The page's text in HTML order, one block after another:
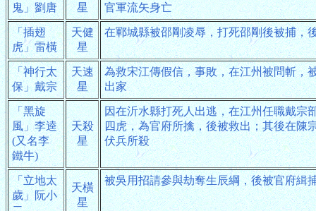
鬼」劉唐
星
官軍流矢身亡
「插翅
虎」雷橫
天健
星
在鄆城縣被邵剛凌辱，打死邵剛後被捕，
「神行太
保」戴宗
天速
星
為救宋江傳假信，事敗，在江州被問斬，
出家
「黑旋
風」李逵
(又名李
鐵牛)
天殺
星
因在沂水縣打死人出逃，在江州任職戴宗
四虎，為官府所擒，後被救出；其後在陳
伏兵所殺
「立地太
歲」阮小
天橫
星
被吳用招請參與劫奪生辰綱，後被官府緝